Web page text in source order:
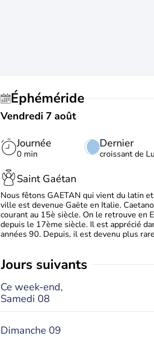
Éphéméride
Vendredi 7 août
Journée
0 min
Dernier
croissant de
Saint Gaétan
Nous fêtons GAETAN qui vient du latin
ville est devenue Gaëte en Italie.
courant au 15è siècle. On le retrouve en
depuis le 17ème siècle. Il est apprécié
années 90. Depuis, il est devenu plus
jours suivants
Ce week-end,
Samedi 08
Dimanche 09